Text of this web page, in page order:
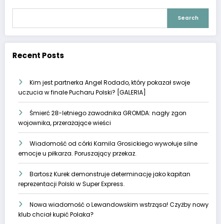
Search
Recent Posts
Kim jest partnerka Angel Rodado, który pokazał swoje
uczucia w finale Pucharu Polski? [GALERIA]
Śmierć 28-letniego zawodnika GROMDA: nagły zgon
wojownika, przerażające wieści
Wiadomość od córki Kamila Grosickiego wywołuje silne
emocje u piłkarza. Poruszający przekaz.
Bartosz Kurek demonstruje determinację jako kapitan
reprezentacji Polski w Super Express.
Nowa wiadomość o Lewandowskim wstrząsa! Czyżby nowy
klub chciał kupić Polaka?